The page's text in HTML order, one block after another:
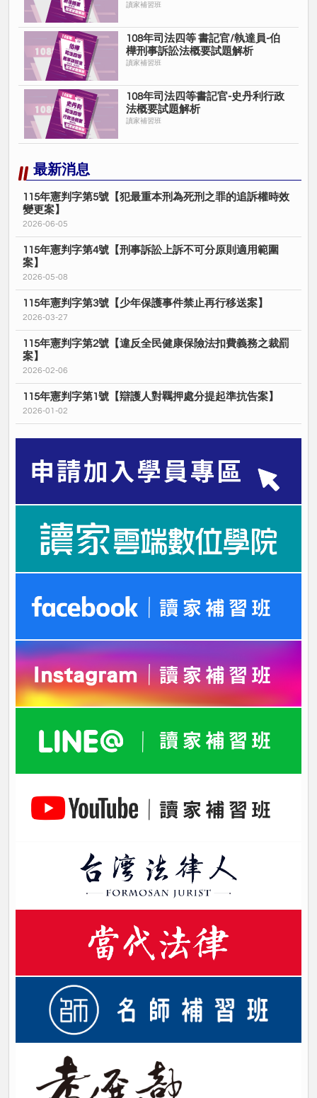
讀家補習班
108年司法四等 書記官/執達員-伯
樺刑事訴訟法概要試題解析
讀家補習班
108年司法四等書記官-史丹利行政
法概要試題解析
讀家補習班
最新消息
115年憲判字第5號【犯最重本刑為死刑之罪的追訴權時效
變更案】
2026-06-05
115年憲判字第4號【刑事訴訟上訴不可分原則適用範圍
案】
2026-05-08
115年憲判字第3號【少年保護事件禁止再行移送案】
2026-03-27
115年憲判字第2號【違反全民健康保險法扣費義務之裁罰
案】
2026-02-06
115年憲判字第1號【辯護人對羈押處分提起準抗告案】
2026-01-02